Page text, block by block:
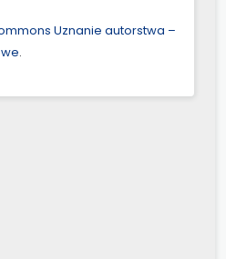
Uznanie autorstwa –
.